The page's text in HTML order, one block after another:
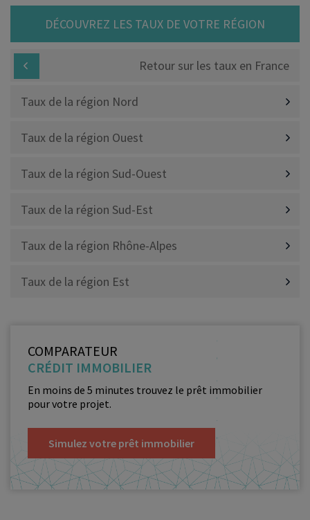
DÉCOUVREZ LES TAUX DE VOTRE RÉGION
Retour sur les taux en France
Taux de la région Nord
Taux de la région Ouest
Taux de la région Sud-Ouest
Taux de la région Sud-Est
Taux de la région Rhône-Alpes
Taux de la région Est
COMPARATEUR
CRÉDIT IMMOBILIER
En moins de 5 minutes trouvez le prêt immobilier
pour votre projet.
Simulez votre prêt immobilier